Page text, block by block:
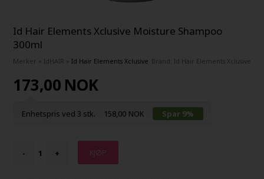
Id Hair Elements Xclusive Moisture Shampoo
300ml
Merker IdHAIR »Id Hair Elements Xclusive Brand: Id Hair Elements Xclusive
173,00 NOK
Enhetspris ved 3 stk. 158,00 NOK Spar 9%
- +